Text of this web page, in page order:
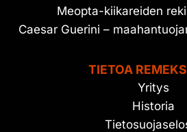
Meopta-kiikareiden
Caesar Guerini –
TIETOA
Yritys
Historia